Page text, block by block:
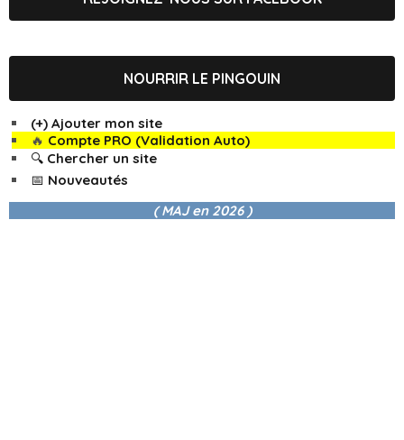
NOURRIR LE PINGOUIN
(+) Ajouter mon site
🔥 Compte PRO (Validation Auto)
🔍 Chercher un site
📅 Nouveautés
( MAJ en 2026 )